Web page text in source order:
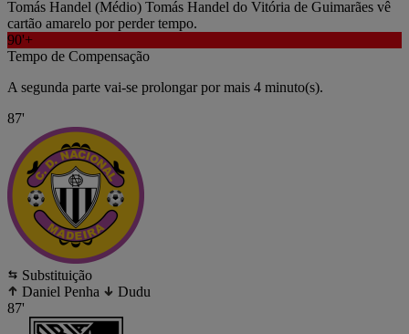
Tomás Handel (Médio) Tomás Handel do Vitória de Guimarães vê
cartão amarelo por perder tempo.
90'+
Tempo de Compensação
A segunda parte vai-se prolongar por mais 4 minuto(s).
87'
Substituição
Daniel Penha
Dudu
87'